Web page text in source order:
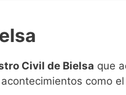
Civil de Bielsa que
como